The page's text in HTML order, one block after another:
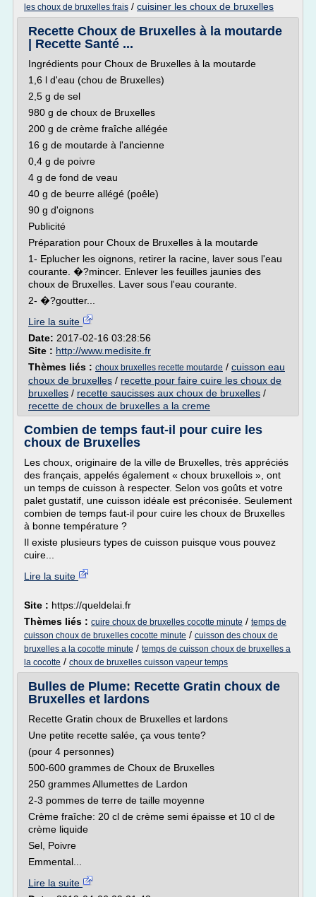
les choux de bruxelles frais / cuisiner les choux de bruxelles
Recette Choux de Bruxelles à la moutarde
| Recette Santé ...
Ingrédients pour Choux de Bruxelles à la moutarde
1,6 l d'eau (chou de Bruxelles)
2,5 g de sel
980 g de choux de Bruxelles
200 g de crème fraîche allégée
16 g de moutarde à l'ancienne
0,4 g de poivre
4 g de fond de veau
40 g de beurre allégé (poêle)
90 g d'oignons
Publicité
Préparation pour Choux de Bruxelles à la moutarde
1- Eplucher les oignons, retirer la racine, laver sous l'eau
courante. �?mincer. Enlever les feuilles jaunies des
choux de Bruxelles. Laver sous l'eau courante.
2- �?goutter...
Lire la suite
Date: 2017-02-16 03:28:56
Site : http://www.medisite.fr
Thèmes liés : choux bruxelles recette moutarde / cuisson eau
choux de bruxelles / recette pour faire cuire les choux de
bruxelles / recette saucisses aux choux de bruxelles /
recette de choux de bruxelles a la creme
Combien de temps faut-il pour cuire les
choux de Bruxelles
Les choux, originaire de la ville de Bruxelles, très appréciés
des français, appelés également « choux bruxellois », ont
un temps de cuisson à respecter. Selon vos goûts et votre
palet gustatif, une cuisson idéale est préconisée. Seulement
combien de temps faut-il pour cuire les choux de Bruxelles
à bonne température ?
Il existe plusieurs types de cuisson puisque vous pouvez
cuire...
Lire la suite
Site : https://queldelai.fr
Thèmes liés : cuire choux de bruxelles cocotte minute / temps de
cuisson choux de bruxelles cocotte minute / cuisson des choux de
bruxelles a la cocotte minute / temps de cuisson choux de bruxelles a
la cocotte / choux de bruxelles cuisson vapeur temps
Bulles de Plume: Recette Gratin choux de
Bruxelles et lardons
Recette Gratin choux de Bruxelles et lardons
Une petite recette salée, ça vous tente?
(pour 4 personnes)
500-600 grammes de Choux de Bruxelles
250 grammes Allumettes de Lardon
2-3 pommes de terre de taille moyenne
Crème fraîche: 20 cl de crème semi épaisse et 10 cl de
crème liquide
Sel, Poivre
Emmental...
Lire la suite